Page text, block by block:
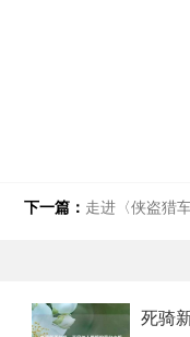
下一篇： 走进〈侠盗猎